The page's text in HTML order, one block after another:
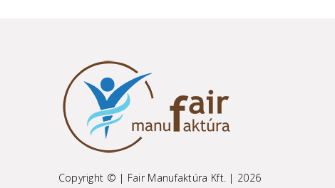
Copyright © | Fair Manufaktúra Kft. | 2026